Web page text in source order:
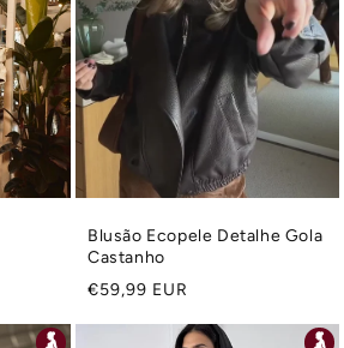
Blusão Ecopele Detalhe Gola
Castanho
Preço
€59,99 EUR